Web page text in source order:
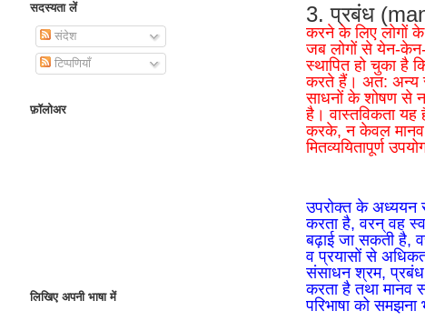
सदस्यता लें
संदेश
टिप्पणियाँ
फ़ॉलोअर
लिखिए अपनी भाषा में
3. प्रबंध
करने के लिए लोगों के
जब लोगों से येन-केन-
स्थापित हो चुका है
करते हैं। अत: अन्य
साधनों के शोषण से
है। वास्तविकता यह
करके, न केवल मानव
मितव्ययितापूर्ण
उपरोक्त के अध्ययन
करता है, वरन् वह
बढ़ाई जा सकती है,
व प्रयासों से
संसाधन श्रम, प्रबंध
करता है तथा
परिभाषा को समझना